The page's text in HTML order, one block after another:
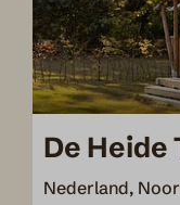
De Heide
Nederland,